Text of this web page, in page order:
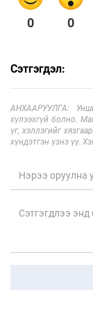
0 0
Сэтгэгдэл:
АНХААРУУЛГА:
хүлээхгүй болно.
үг, хэллэгийг
хүндэтгэн үзнэ үү.